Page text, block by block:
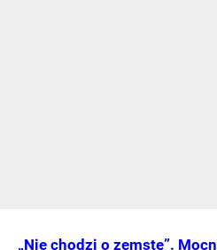
„Nie chodzi o zemstę”.